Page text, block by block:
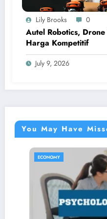
Lily Brooks 0
Autel Robotics,
Harga Kompetitif
July 9, 2026
You May Have
ECONOMY